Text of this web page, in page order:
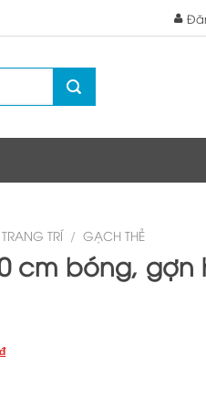
TRÍ / GẠCH THẺ
cm bóng, gợn
₫Giá